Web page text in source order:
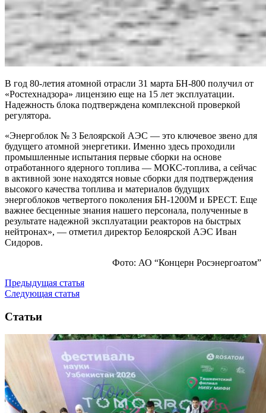
В год 80-летия атомной отрасли 31 марта БН-800 получил от
«Ростехнадзора» лицензию еще на 15 лет эксплуатации.
Надежность блока подтверждена комплексной проверкой
регулятора.
«Энергоблок № 3 Белоярской АЭС — это ключевое звено для
будущего атомной энергетики. Именно здесь проходили
промышленные испытания первые сборки на основе
отработанного ядерного топлива — МОКС-топлива, а сейчас
в активной зоне находятся новые сборки для подтверждения
высокого качества топлива и материалов будущих
энергоблоков четвертого поколения БН-1200М и БРЕСТ. Еще
важнее бесценные знания нашего персонала, полученные в
результате надежной эксплуатации реакторов на быстрых
нейтронах», — отметил директор Белоярской АЭС Иван
Сидоров.
Фото: АО “Концерн Росэнергоатом”
Предыдущая статья
Следующая статья
Статьи